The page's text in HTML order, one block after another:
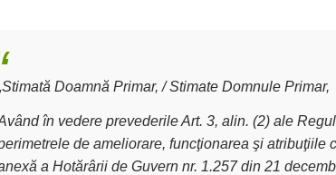
Doamnă Primar, / Stimate Domnule Primar,
în vedere prevederile Art. 3, alin. (2) ale
de ameliorare, funcţionarea şi
a Hotărârii de Guvern nr. 1.257 din 21